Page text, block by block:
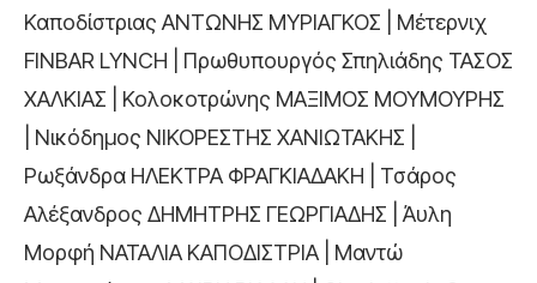
Καποδίστριας ΑΝΤΩΝΗΣ ΜΥΡΙΑΓΚΟΣ | Μέτερνιχ
FINBAR LYNCH | Πρωθυπουργός Σπηλιάδης ΤΑΣΟΣ
ΧΑΛΚΙΑΣ | Κολοκοτρώνης ΜΑΞΙΜΟΣ ΜΟΥΜΟΥΡΗΣ
| Νικόδημος ΝΙΚΟΡΕΣΤΗΣ ΧΑΝΙΩΤΑΚΗΣ |
Ρωξάνδρα ΗΛΕΚΤΡΑ ΦΡΑΓΚΙΑΔΑΚΗ | Τσάρος
Αλέξανδρος ΔΗΜΗΤΡΗΣ ΓΕΩΡΓΙΑΔΗΣ | Άυλη
Μορφή ΝΑΤΑΛΙΑ ΚΑΠΟΔΙΣΤΡΙΑ | Μαντώ